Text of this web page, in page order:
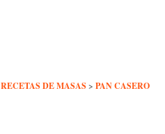
RECETAS DE MASAS > PAN CASERO